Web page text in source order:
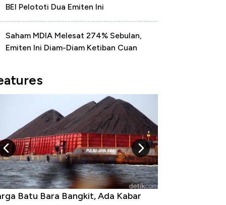
BEI Pelototi Dua Emiten Ini
Saham MDIA Melesat 274% Sebulan,
Emiten Ini Diam-Diam Ketiban Cuan
Emas Jatuh Usai Terbang 3 Hari,